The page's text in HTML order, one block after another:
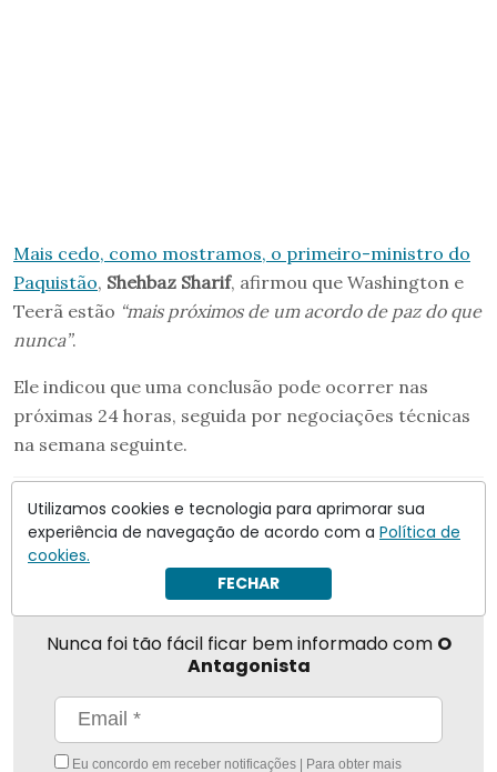
Mais cedo, como mostramos, o primeiro-ministro do
Paquistão, Shehbaz Sharif, afirmou que Washington e
Teerã estão “mais próximos de um acordo de paz do que
nunca”.
Ele indicou que uma conclusão pode ocorrer nas
próximas 24 horas, seguida por negociações técnicas
na semana seguinte.
Compartilhar
Nunca foi tão fácil ficar bem informado com O
Antagonista
Eu concordo em receber notificações | Para obter mais
Utilizamos cookies e tecnologia para aprimorar sua
experiência de navegação de acordo com a Política de
cookies.
FECHAR